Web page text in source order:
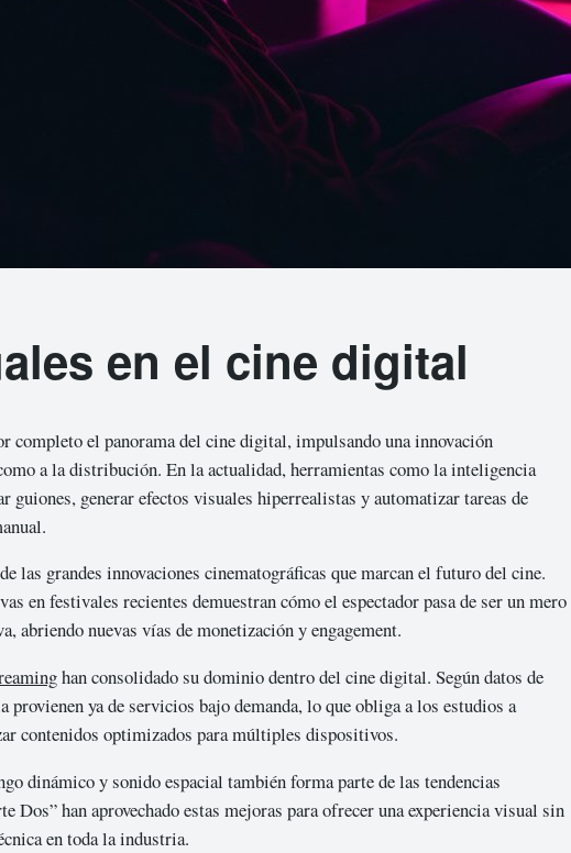
en el cine digital
completo el panorama del cine digital, impulsando una innovación
a la distribución. En la actualidad, herramientas como la inteligencia
generar efectos visuales hiperrealistas y automatizar tareas de
las grandes innovaciones cinematográficas que marcan el futuro del cine.
en festivales recientes demuestran cómo el espectador pasa de ser un mero
abriendo nuevas vías de monetización y engagement.
han consolidado su dominio dentro del cine digital. Según datos de
ya de servicios bajo demanda, lo que obliga a los estudios a
contenidos optimizados para múltiples dispositivos.
dinámico y sonido espacial también forma parte de las tendencias
Dos” han aprovechado estas mejoras para ofrecer una experiencia visual sin
en toda la industria.